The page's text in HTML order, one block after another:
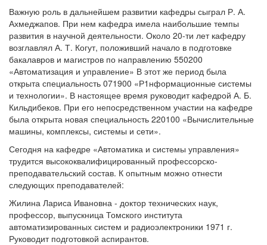
Важную роль в дальнейшем развитии кафедры сыграл Р. А.
Ахмеджапов. При нем кафедра имела наибольшие темпы
развития в научной деятельности. Около 20-ти лет кафедру
возглавлял А. Т. Когут, положивший начало в подготовке
бакалавров и магистров по направлению 550200
«Автоматизация и управление» В этот же период была
открыта специальность 071900 «Р1нформационные системы
и технологии». В настоящее время руководит кафедрой А. Б.
Кильдибеков. При его непосредственном участии на кафедре
была открыта новая специальность 220100 «Вычислительные
машины, комплексы, системы и сети».
Сегодня на кафедре «Автоматика и системы управления»
трудится высококвалифицированный профессорско-
преподавательский состав. К опытным можно отнести
следующих преподавателей:
Жилина Лариса Ивановна - доктор технических наук,
профессор, выпускница Томского института
автоматизированных систем и радиоэлектроники 1971 г.
Руководит подготовкой аспирантов.